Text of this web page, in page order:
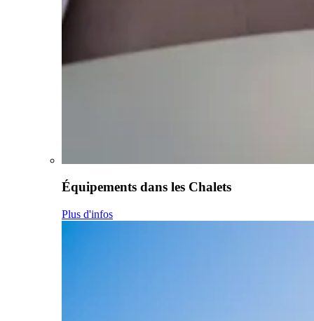
Équipements dans les Chalets
Plus d'infos